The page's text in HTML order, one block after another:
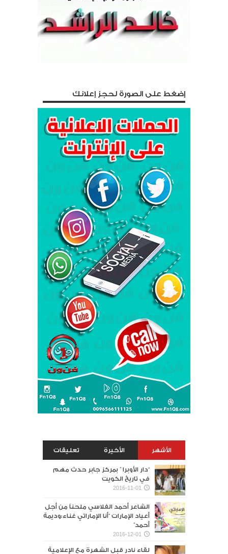
إضغط على الصورة لحجز إعلانك
الأشهر الأخيرة تعليقات
“دار الأوبرا ” بمركز جابر حدث مهم
في تاريخ الكويت
2016-11-01
الشاعر أحمد الفلاسي ملحناً من أجل
أعياد الإمارات “أنا الإماراتي غناء:وديمة
أحمد”
2016-12-01
لقاء نادر قبل الشهرة مع الإعلامية